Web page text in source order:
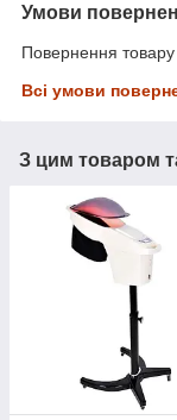
Умови
Повернення
Всі умови
З цим товаром